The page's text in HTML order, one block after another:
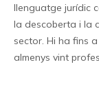
llenguatge jurídic
la descoberta i la
sector. Hi ha fins
almenys vint